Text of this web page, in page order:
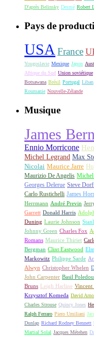
D'après Belinsky Desmé Robert
Pays de
USA France
Yougoslavie Mexique Japon
Afrique du Sud Union soviétique
Botsawana Brésil Portugal Liban
Roumanie Nouvelle-Zélande
Musique
James
Ennio Morricone
Michel Legrand Max
Nicolai Maurice Jarre
Maurizio De Angelis
Georges Delerue Steve
Carlo Rustichelli James
Herrmann André Previn
Garrett Donald Harris
Duning Laurie Johnson
Johnny Green Charles Fox
Romans Maurice Thiriet
Bergman Clint Eastwood
Markowitz Philippe Sarde
Alwyn Christopher Whelen
John Carpenter Basil
Bruns
Leigh Harline Vincent
Krzysztof Komeda David
Charles Strouse Quincy Jones
Ralph Ferraro Piero Umiliani
Dunlap Richard Rodney Bennett
Martial Solal Jacques Métehen